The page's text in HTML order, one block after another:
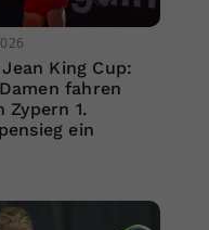
King Cup:
fahren
Zypern 1.
ein